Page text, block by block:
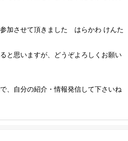
加させて頂きました はらかわ けんた
と思いますが、どうぞよろしくお願い
、自分の紹介・情報発信して下さいね